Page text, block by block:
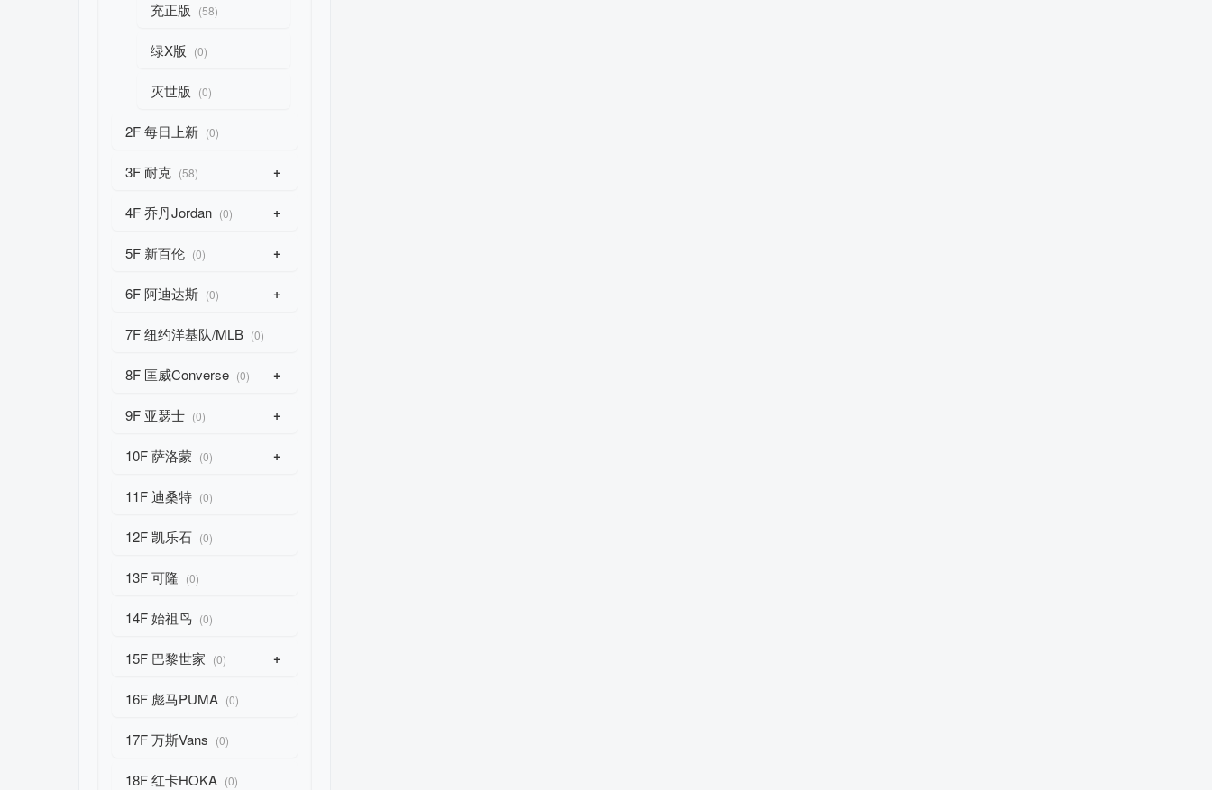
充正版 (58)
绿X版 (0)
灭世版 (0)
2F 每日上新 (0)
3F 耐克 (58) +
4F 乔丹Jordan (0) +
5F 新百伦 (0) +
6F 阿迪达斯 (0) +
7F 纽约洋基队/MLB (0)
8F 匡威Converse (0) +
9F 亚瑟士 (0) +
10F 萨洛蒙 (0) +
11F 迪桑特 (0)
12F 凯乐石 (0)
13F 可隆 (0)
14F 始祖鸟 (0)
15F 巴黎世家 (0) +
16F 彪马PUMA (0)
17F 万斯Vans (0)
18F 红卡HOKA (0)